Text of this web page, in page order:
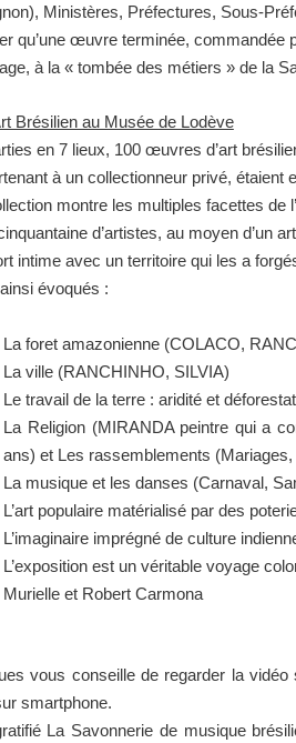
Ministères, Préfectures, Sous-
qu’une œuvre terminée, commandée
à la « tombée des métiers » de la
Brésilien au Musée de Lodève
en 7 lieux, 100 œuvres d’art
à un collectionneur privé, étaient
montre les multiples facettes de
d’artistes, au moyen d’un
intime avec un territoire qui les a
évoqués :
La foret amazonienne (COLACO,
La ville (RANCHINHO, SILVIA)
Le travail de la terre : aridité et
La Religion (MIRANDA peintre qui a
ans) et Les rassemblements
La musique et les danses (Carnaval,
L’art populaire matérialisé par des
L’imaginaire imprégné de culture
L’exposition est un véritable voyage
Murielle et Robert Carmona
vous conseille de regarder la vidéo
smartphone.
La Savonnerie de musique